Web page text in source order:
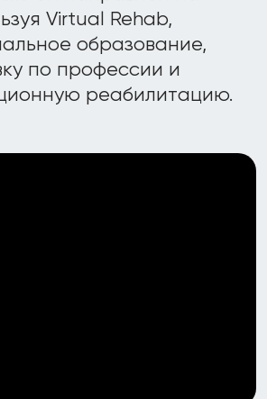
Virtual Rehab,
образование,
по профессии и
реабилитацию.